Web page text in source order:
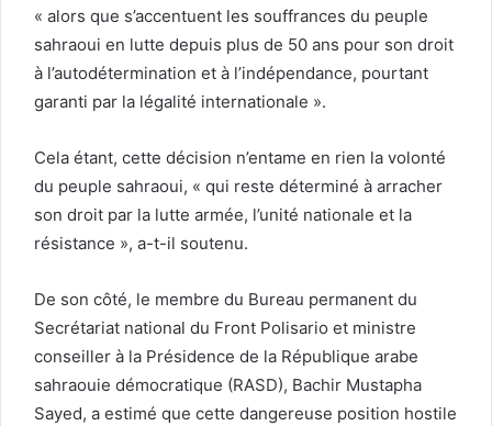
« alors que s’accentuent les souffrances du peuple
sahraoui en lutte depuis plus de 50 ans pour son droit
à l’autodétermination et à l’indépendance, pourtant
garanti par la légalité internationale ».
Cela étant, cette décision n’entame en rien la volonté
du peuple sahraoui, « qui reste déterminé à arracher
son droit par la lutte armée, l’unité nationale et la
résistance », a-t-il soutenu.
De son côté, le membre du Bureau permanent du
Secrétariat national du Front Polisario et ministre
conseiller à la Présidence de la République arabe
sahraouie démocratique (RASD), Bachir Mustapha
Sayed, a estimé que cette dangereuse position hostile